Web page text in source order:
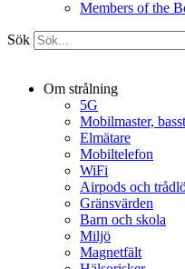
Members of the
Sök
Om strålning
5G
Mobilmaster,
Elmätare
Mobiltelefon
WiFi
Airpods och
Gränsvärden
Barn och skola
Miljö
Magnetfält